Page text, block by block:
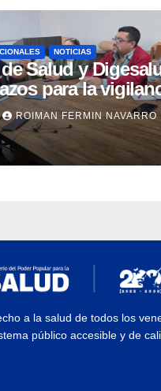
NOTICIAS
Salud y
para la
y el control de
ROIMAN FERMIN NAVARRO
a la salud de todos los
público accesible y de